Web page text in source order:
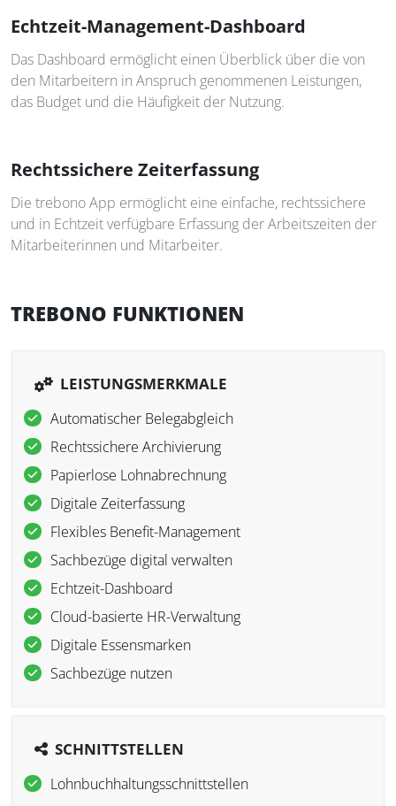
Echtzeit-Management-Dashboard
Das Dashboard ermöglicht einen Überblick über die von
den Mitarbeitern in Anspruch genommenen Leistungen,
das Budget und die Häufigkeit der Nutzung.
Rechtssichere Zeiterfassung
Die trebono App ermöglicht eine einfache, rechtssichere
und in Echtzeit verfügbare Erfassung der Arbeitszeiten der
Mitarbeiterinnen und Mitarbeiter.
TREBONO FUNKTIONEN
LEISTUNGSMERKMALE
Automatischer Belegabgleich
Rechtssichere Archivierung
Papierlose Lohnabrechnung
Digitale Zeiterfassung
Flexibles Benefit-Management
Sachbezüge digital verwalten
Echtzeit-Dashboard
Cloud-basierte HR-Verwaltung
Digitale Essensmarken
Sachbezüge nutzen
SCHNITTSTELLEN
Lohnbuchhaltungsschnittstellen